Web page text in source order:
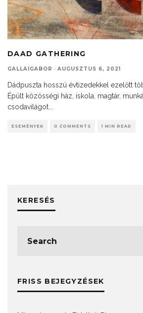
DAAD GATHERING
GALLAIGABOR · AUGUSZTUS 6, 2021
Dádpuszta hosszú évtizedekkel ezelőtt
Épült közösségi ház, iskola, magtár,
csodavilágot
ESEMÉNYEK 0 COMMENTS 1 MIN READ
KERESÉS
FRISS BEJEGYZÉSEK